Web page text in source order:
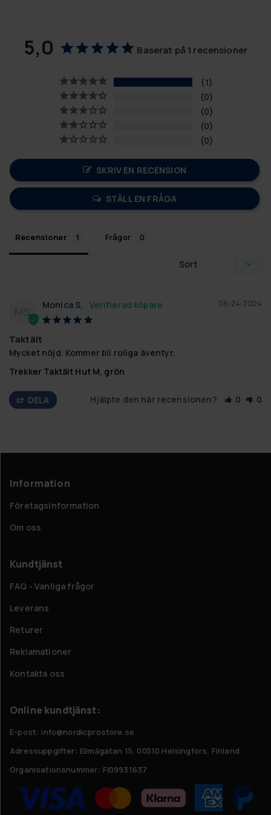
5,0 Baserat på 1 recensioner
1
0
0
0
0
SKRIV EN RECENSION
STÄLL EN FRÅGA
Recensioner Frågor
MS
06-24-2024
Monica S.
Taktält
Mycket nöjd. Kommer bli roliga äventyr.
Trekker Taktält Hut M, grön
DELA Hjälpte den här recensionen? 0 0
Information
Företagsinformation
Om oss
Kundtjänst
FAQ - Vanliga frågor
Leverans
Returer
Reklamationer
Kontakta oss
Online kundtjänst:
E-post: info@nordicprostore.se
Adressuppgifter: Elimägatan 15, 00510 Helsingfors, Finland
Organisationsnummer: FI09931637